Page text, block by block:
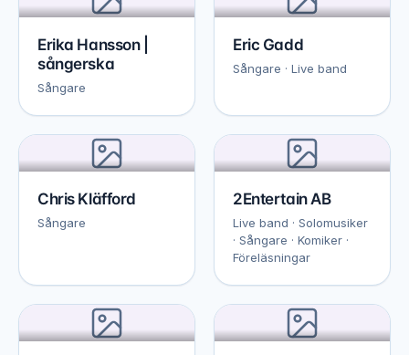
Erika Hansson |
sångerska
Sångare
Eric Gadd
Sångare · Live band
Chris Kläfford
Sångare
2Entertain AB
Live band · Solomusiker
· Sångare · Komiker ·
Föreläsningar